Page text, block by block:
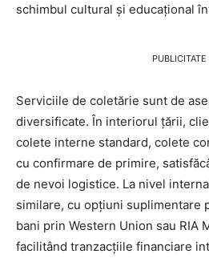
schimbul cultural și educațional
PUBLICITATE
Serviciile de coletărie sunt de
diversificate. În interiorul țării,
colete interne standard, colete
cu confirmare de primire,
de nevoi logistice. La nivel
similare, cu opțiuni suplimentare
bani prin Western Union sau RIA
facilitând tranzacțiile financiare